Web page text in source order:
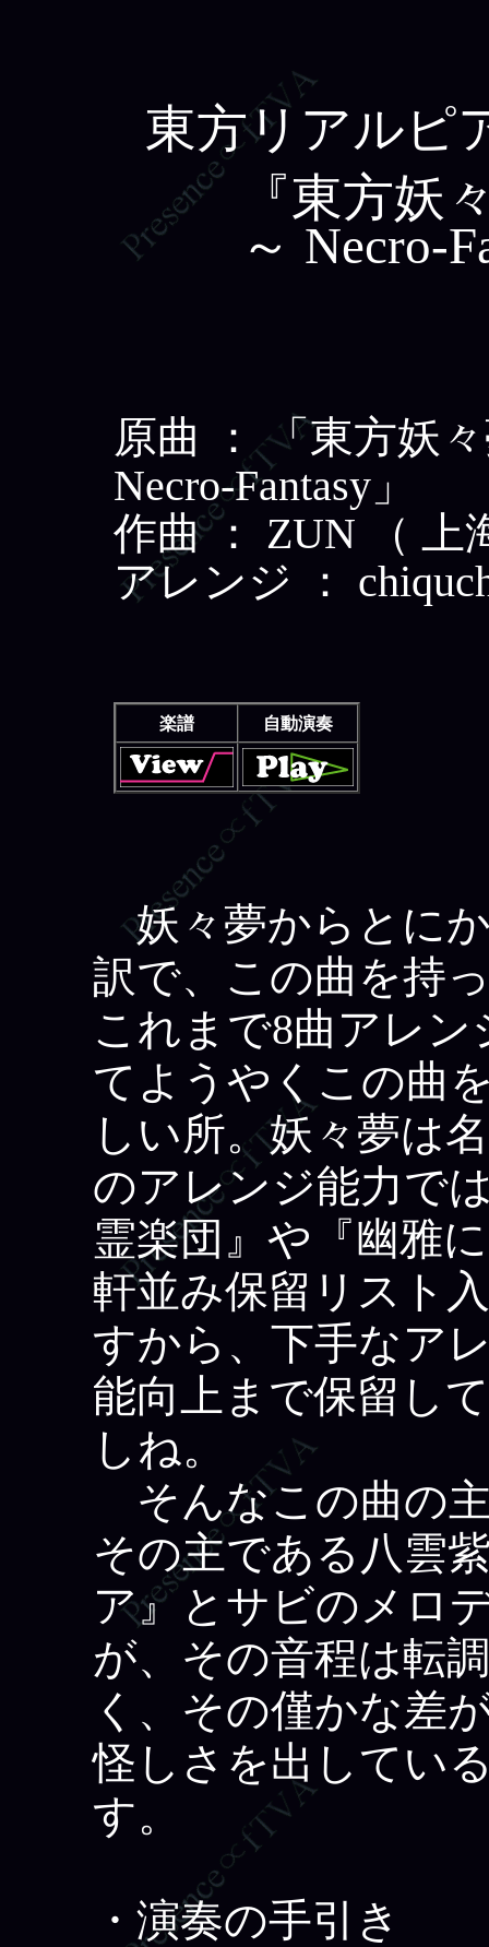
東方リアルピ
『東方
～ Necro-
原曲 ： 「東方妖
Necro-Fantasy」
作曲 ： ZUN （ 上
アレンジ ：
楽譜 自動演奏
妖々夢からとに
訳で、この曲を持
これまで8曲アレ
てようやくこの曲
しい所。妖々夢は
のアレンジ能力で
霊楽団』や『幽雅
軒並み保留リスト
すから、下手なア
能向上まで保留し
しね。
そんなこの曲の
その主である八雲
ア』とサビのメロ
が、その音程は転
く、その僅かな差
怪しさを出してい
す。
・演奏の手引き